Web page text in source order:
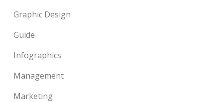
Graphic Design
Guide
Infographics
Management
Marketing